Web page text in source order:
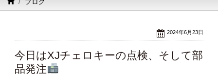
2024年6月23日
今日はXJチェロキーの点検、そして部
品発注